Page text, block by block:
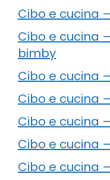
Cibo e cucina
Cibo e cucina
bimby
Cibo e cucina
Cibo e cucina
Cibo e cucina
Cibo e cucina
Cibo e cucina